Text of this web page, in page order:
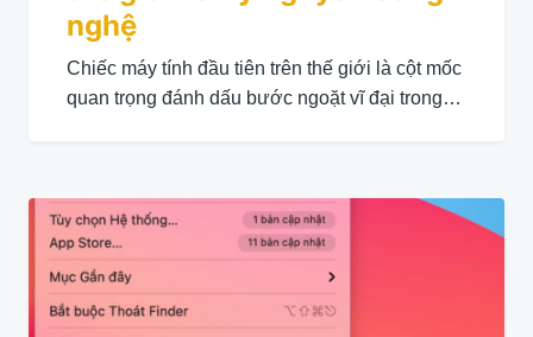
nghệ
Chiếc máy tính đầu tiên trên thế giới là cột mốc
quan trọng đánh dấu bước ngoặt vĩ đại trong…